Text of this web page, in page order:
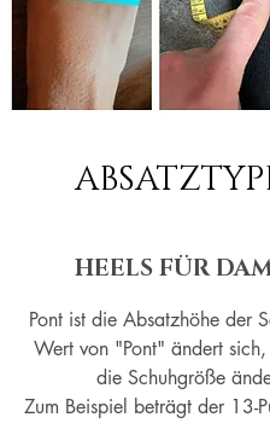
HEELS FÜR
Pont ist die Absatzhöhe der
Wert von "Pont" ändert
die Schuhgröße
Zum Beispiel beträgt der 13-